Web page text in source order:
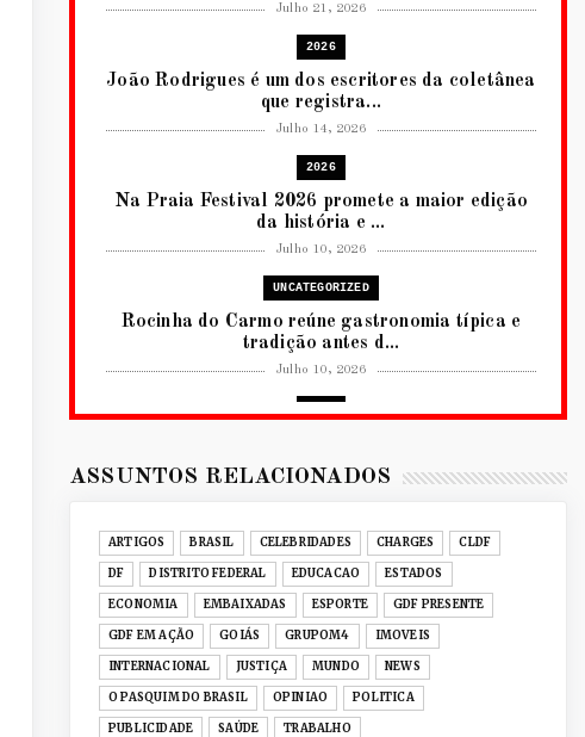
Julho 21, 2026
2026
João Rodrigues é um dos escritores da coletânea
que registra...
Julho 14, 2026
2026
Na Praia Festival 2026 promete a maior edição
da história e ...
Julho 10, 2026
UNCATEGORIZED
Rocinha do Carmo reúne gastronomia típica e
tradição antes d...
Julho 10, 2026
BRASÍLIA COM CULTURA, DIPLOM...
UNCATEGORIZED
Senac-DF leva oficinas gastronômicas à 33ª
Expochê com recei...
Junho 15, 2026
ACERVO DIGITAL
Acervo histórico de O Pasquim ganha novas
edições digitais e...
Junho 14, 2026
ASSUNTOS RELACIONADOS
ARTIGOS BRASIL CELEBRIDADES CHARGES CLDF
DF DISTRITO FEDERAL EDUCACAO ESTADOS
ECONOMIA EMBAIXADAS ESPORTE GDF PRESENTE
GDF EM AÇÃO GOIÁS GRUPOM4 IMOVEIS
INTERNACIONAL JUSTIÇA MUNDO NEWS
O PASQUIM DO BRASIL OPINIAO POLITICA
PUBLICIDADE SAÚDE TRABALHO